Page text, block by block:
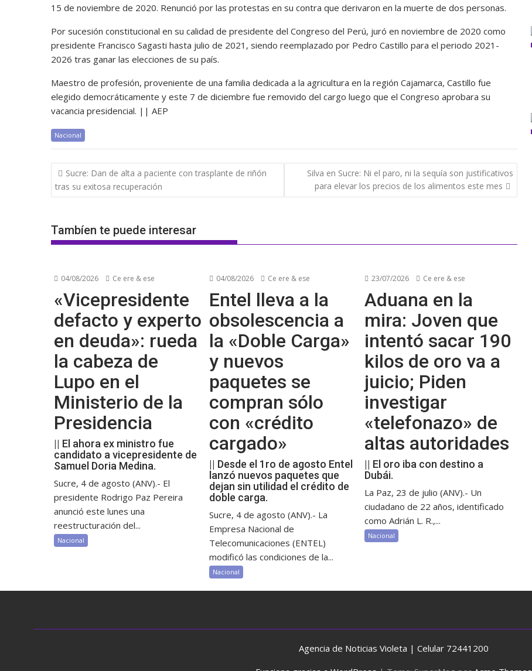
15 de noviembre de 2020. Renunció por las protestas en su contra que derivaron en la muerte de dos personas.
Por sucesión constitucional en su calidad de presidente del Congreso del Perú, juró en noviembre de 2020 como
presidente Francisco Sagasti hasta julio de 2021, siendo reemplazado por Pedro Castillo para el periodo 2021-
2026 tras ganar las elecciones de su país.
Maestro de profesión, proveniente de una familia dedicada a la agricultura en la región Cajamarca, Castillo fue
elegido democráticamente y este 7 de diciembre fue removido del cargo luego que el Congreso aprobara su
vacancia presidencial. || AEP
Nacional
Navegación
de
entradas
Sucre: Dan de alta a paciente con trasplante de riñón
tras su exitosa recuperación
Silva en Sucre: Ni el paro, ni la sequía son justificativos
para elevar los precios de los alimentos este mes
Tambíen te puede interesar
04/08/2026 Ce ere & ese
«Vicepresidente
defacto y experto
en deuda»: rueda
la cabeza de
Lupo en el
Ministerio de la
Presidencia
|| El ahora ex ministro fue
candidato a vicepresidente de
Samuel Doria Medina.
Sucre, 4 de agosto (ANV).- El
presidente Rodrigo Paz Pereira
anunció este lunes una
reestructuración del...
Nacional
04/08/2026 Ce ere & ese
Entel lleva a la
obsolescencia a
la «Doble Carga»
y nuevos
paquetes se
compran sólo
con «crédito
cargado»
|| Desde el 1ro de agosto Entel
lanzó nuevos paquetes que
dejan sin utilidad el crédito de
doble carga.
Sucre, 4 de agosto (ANV).- La
Empresa Nacional de
Telecomunicaciones (ENTEL)
modificó las condiciones de la...
Nacional
23/07/2026 Ce ere & ese
Aduana en la
mira: Joven que
intentó sacar 190
kilos de oro va a
juicio; Piden
investigar
«telefonazo» de
altas autoridades
|| El oro iba con destino a
Dubái.
La Paz, 23 de julio (ANV).- Un
ciudadano de 22 años, identificado
como Adrián L. R.,...
Nacional
Agencia de Noticias Violeta | Celular 72441200